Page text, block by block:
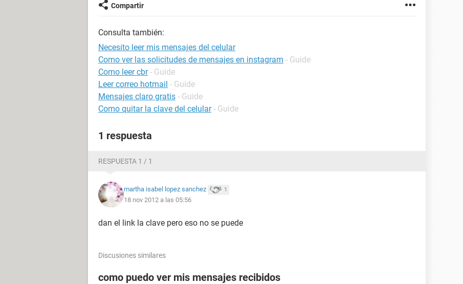
Compartir
Consulta también:
Necesito leer mis mensajes del celular
Como ver las solicitudes de mensajes en instagram - Guide
Como leer cbr - Guide
Leer correo hotmail - Guide
Mensajes claro gratis - Guide
Como quitar la clave del celular - Guide
1 respuesta
RESPUESTA 1 / 1
martha isabel lopez sanchez 1
18 nov 2012 a las 05:56
dan el link la clave pero eso no se puede
Discusiones similares
como puedo ver mis mensajes recibidos